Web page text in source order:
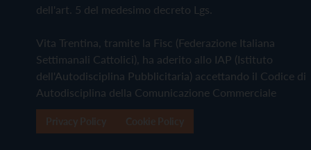
dell'art. 5 del medesimo decreto Lgs.
Vita Trentina, tramite la Fisc (Federazione Italiana
Settimanali Cattolici), ha aderito allo IAP (Istituto
dell'Autodisciplina Pubblicitaria) accettando il Codice di
Autodisciplina della Comunicazione Commerciale